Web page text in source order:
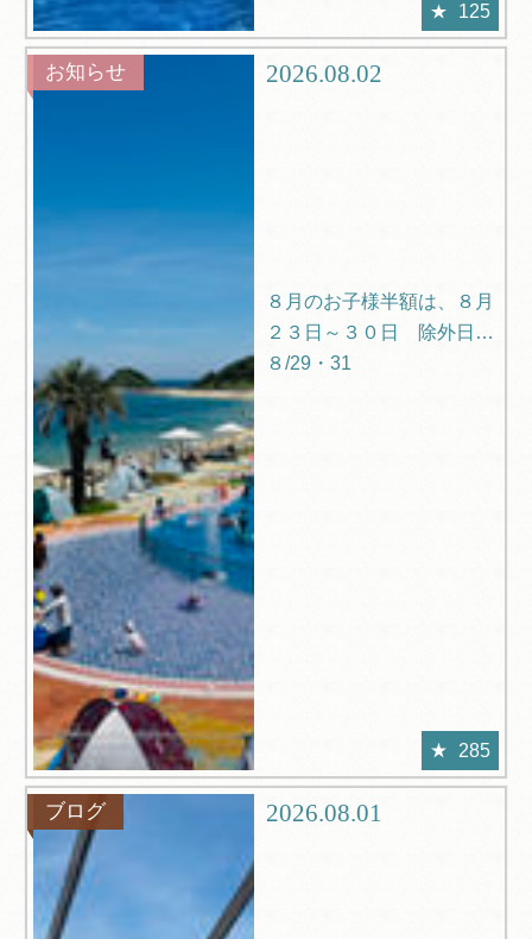
125
お知らせ 2026.08.02
８月のお子様半額は、８月
２３日～３０日 除外日
８/29・31
285
ブログ 2026.08.01